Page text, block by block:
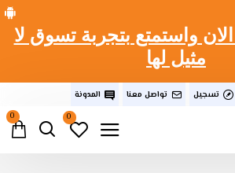
واستمتع بتجربة تسوق لا
مثيل لها
تسجيل تواصل معنا
المدونة
0
0